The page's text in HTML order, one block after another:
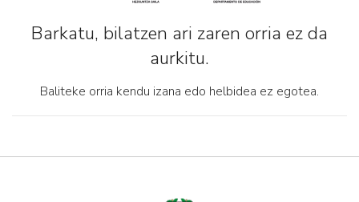
Barkatu, bilatzen ari zaren orria ez da
aurkitu.
Baliteke orria kendu izana edo helbidea ez egotea.